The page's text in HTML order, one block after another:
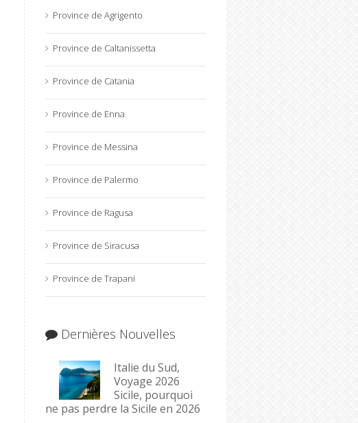
Province de Agrigento
Province de Caltanissetta
Province de Catania
Province de Enna
Province de Messina
Province de Palermo
Province de Ragusa
Province de Siracusa
Province de Trapani
Dernières Nouvelles
Italie du Sud,
Voyage 2026
Sicile, pourquoi
ne pas perdre la Sicile en 2026